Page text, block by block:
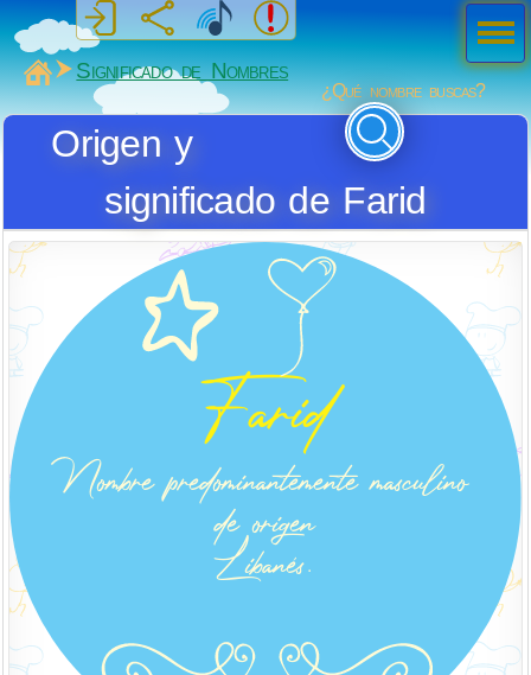
MiSabueso
Significado de Nombres
¿Qué nombre buscas?
Origen y
significado de Farid
Men
ú